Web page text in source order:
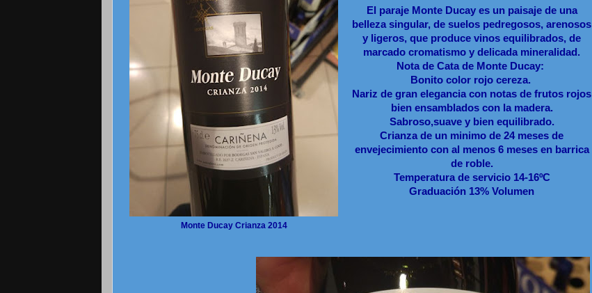
Monte Ducay Crianza 2014
El paraje Monte Ducay es un paisaje de una
belleza singular, de suelos pedregosos, arenosos
y ligeros, que produce vinos equilibrados, de
marcado cromatismo y delicada mineralidad.
Nota de Cata de Monte Ducay:
Bonito color rojo cereza.
Nariz de gran elegancia con notas de frutos rojos
bien ensamblados con la madera.
Sabroso,suave y bien equilibrado.
Crianza de un minimo de 24 meses de
envejecimiento con al menos 6 meses en barrica
de roble.
Temperatura de servicio 14-16ºC
Graduación 13% Volumen